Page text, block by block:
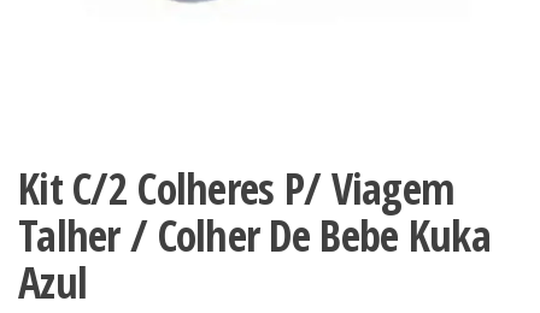
Kit C/2 Colheres P/ Viagem
Talher / Colher De Bebe Kuka
Azul